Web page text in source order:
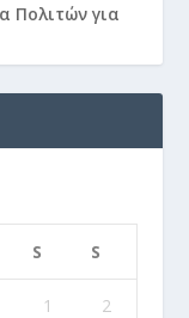
Πολιτών για
S S
1 2